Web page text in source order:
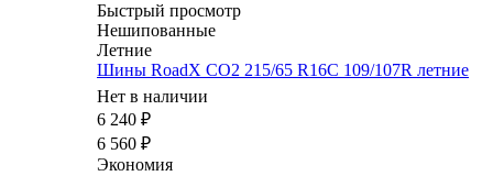
Быстрый просмотр
Нешипованные
Летние
Шины RoadX CO2 215/65 R16C 109/107R летние
Нет в наличии
6 240 ₽
6 560 ₽
Экономия